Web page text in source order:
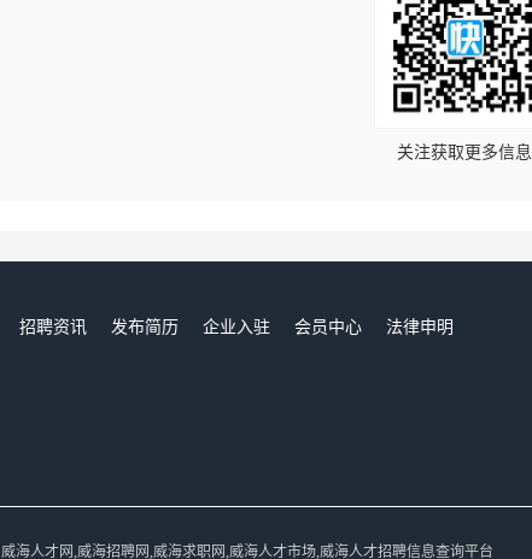
关注获取更多信息
招聘资讯 发布简历 企业入驻 会员中心
法律申明
威海人才网,威海招聘网,威海求职网,威海人才市场,威海人才招聘信息查询平台